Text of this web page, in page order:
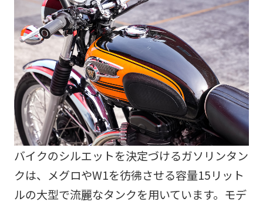
バイクのシルエットを決定づけるガソリンタン
クは、メグロやW1を彷彿させる容量15リット
ルの大型で流麗なタンクを用いています。モデ